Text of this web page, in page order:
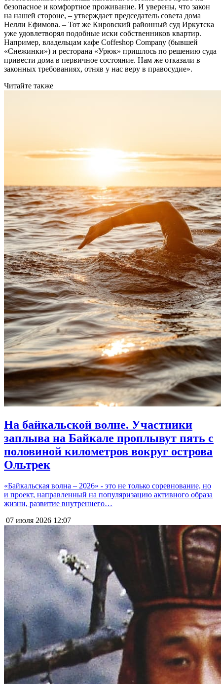
безопасное и комфортное проживание. И уверены, что закон
на нашей стороне, – утверждает председатель совета дома
Нелли Ефимова. – Тот же Кировский районный суд Иркутска
уже удовлетворял подобные иски собственников квартир.
Например, владельцам кафе Coffeshop Company (бывшей
«Снежинки») и ресторана «Урюк» пришлось по решению суда
привести дома в первичное состояние. Нам же отказали в
законных требованиях, отняв у нас веру в правосудие».
Читайте также
На байкальской волне. Участники
заплыва на Байкале проплывут пять с
половиной километров вокруг острова
Ольтрек
«Байкальская волна – 2026» - это не только соревнование, но
и проект, направленный на популяризацию активного образа
жизни, развитие внутреннего…
07 июля 2026 12:07